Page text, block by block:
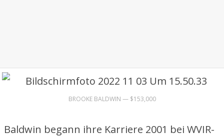
BROOKE BALDWIN — $153,000
Baldwin begann ihre Karriere 2001 bei WVIR-